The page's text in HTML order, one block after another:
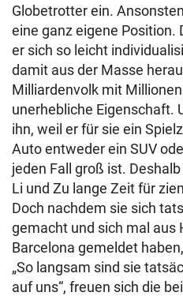
Globetrotter ein.
eine ganz eigene Position.
er sich so leicht
damit aus der Masse
Milliardenvolk mit
unerhebliche Eigenschaft.
ihn, weil er für sie ein
Auto entweder ein SUV
jeden Fall groß ist.
Li und Zu lange Zeit für
Doch nachdem sie sich
gemacht und sich mal aus
Barcelona gemeldet
„So langsam sind sie
auf uns“, freuen sich die